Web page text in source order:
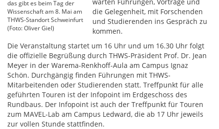
das gibt es beim Tag der
Wissenschaft am 8. Mai am
THWS-Standort Schweinfurt
(Foto: Oliver Giel)
die Gelegenheit, mit Forschenden
und Studierenden ins Gespräch zu
kommen.
Die Veranstaltung startet um 16 Uhr und um 16.30 Uhr folgt
die offizielle Begrüßung durch THWS-Präsident Prof. Dr. Jean
Meyer in der Warema-Renkhoff-Aula am Campus Ignaz
Schön. Durchgängig finden Führungen mit THWS-
Mitarbeitenden oder Studierenden statt. Treffpunkt für alle
geführten Touren ist der Infopoint im Erdgeschoss des
Rundbaus. Der Infopoint ist auch der Treffpunkt für Touren
zum MAVEL-Lab am Campus Ledward, die ab 17 Uhr jeweils
zur vollen Stunde stattfinden.